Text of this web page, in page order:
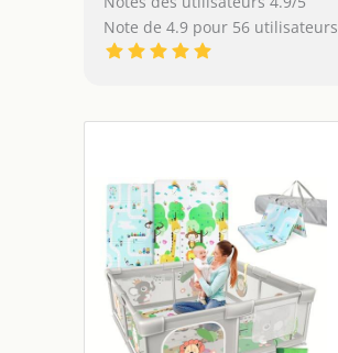
Note de 4.9 pour 56 utilisateurs